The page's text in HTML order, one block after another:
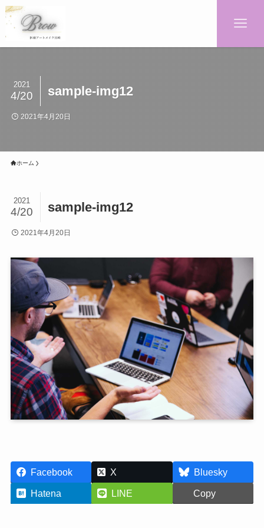
sample-img12
2021
4/20
2021年4月20日
ホーム
sample-img12
2021
4/20
2021年4月20日
Facebook X
Bluesky
Hatena
LINE Copy